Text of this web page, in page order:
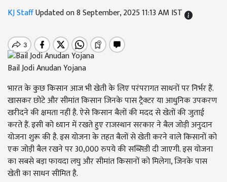
KJ StaffUpdated on 8 September, 2025 11:13 AM IST
Bail Jodi Anudan Yojana
भारत के कुछ किसान आज भी खेती के लिए परंपरागत साधनों पर निर्भर हैं.
खासकर छोटे और सीमांत किसान जिनके पास ट्रैक्टर या आधुनिक उपकरण
खरीदने की क्षमता नहीं है. ऐसे किसान बैलों की मदद से खेतों की जुताई
करते हैं. इसी को ध्यान में रखते हुए राजस्थान सरकार ने बैल जोड़ी अनुदान
योजना शुरू की है. इस योजना के तहत बैलों से खेती करने वाले किसानों को
एक जोड़ी बैल रखने पर 30,000 रुपये की सब्सिडी दी जाएगी. इस योजना
का सबसे बड़ा फायदा लघु और सीमांत किसानों को मिलेगा, जिनके पास
खेती का साधन सीमित है.